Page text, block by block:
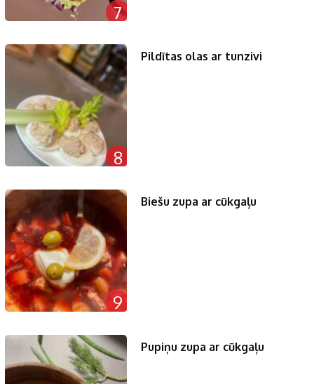
7
8
Pildītas olas ar tunzivi
9
Biešu zupa ar cūkgaļu
Pupiņu zupa ar cūkgaļu